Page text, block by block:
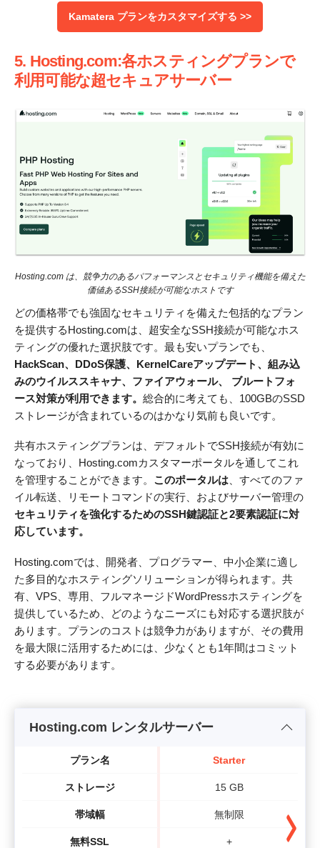
Kamatera プランをカスタマイズする >>
5. Hosting.com:各ホスティングプランで
利用可能な超セキュアサーバー
Hosting.com は、競争力のあるパフォーマンスとセキュリティ機能を備えた
価値あるSSH接続が可能なホストです
どの価格帯でも強固なセキュリティを備えた包括的なプラン
を提供するHosting.comは、超安全なSSH接続が可能なホス
ティングの優れた選択肢です。最も安いプランでも、
HackScan、DDoS保護、KernelCareアップデート、組み込
みのウイルススキャナ、ファイアウォール、 ブルートフォ
ース対策が利用できます。 総合的に考えても、100GBのSSD
ストレージが含まれているのはかなり気前も良いです。
共有ホスティングプランは、デフォルトでSSH接続が有効に
なっており、Hosting.comカスタマーポータルを通してこれ
を管理することができます。 このポータルは 、すべてのファ
イル転送、リモートコマンドの実行、およびサーバー管理の
セキュリティを強化するためのSSH鍵認証と2要素認証に対
応しています。
Hosting.comでは、開発者、プログラマー、中小企業に適し
た多目的なホスティングソリューションが得られます。共
有、VPS、専用、フルマネージドWordPressホスティングを
提供しているため、どのようなニーズにも対応する選択肢が
あります。プランのコストは競争力がありますが、その費用
を最大限に活用するためには、少なくとも1年間はコミット
する必要があります。
Hosting.com レンタルサーバー
プラン名
ストレージ
帯域幅
無料SSL
Starter
15 GB
無制限
+